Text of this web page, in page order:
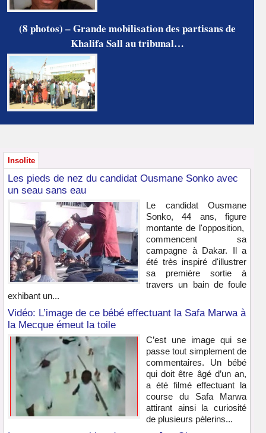
(8 photos) – Grande mobilisation des partisans de
Khalifa Sall au tribunal…
Insolite
Les pieds de nez du candidat Ousmane Sonko avec
un seau sans eau
Le candidat Ousmane
Sonko, 44 ans, figure
montante de l'opposition,
commencent sa
campagne à Dakar. Il a
été très inspiré d'illustrer
sa première sortie à
travers un bain de foule
exhibant un...
Vidéo: L’image de ce bébé effectuant la Safa Marwa à
la Mecque émeut la toile
C’est une image qui se
passe tout simplement de
commentaires. Un bébé
qui doit être âgé d’un an,
a été filmé effectuant la
course du Safa Marwa
attirant ainsi la curiosité
de plusieurs pèlerins...